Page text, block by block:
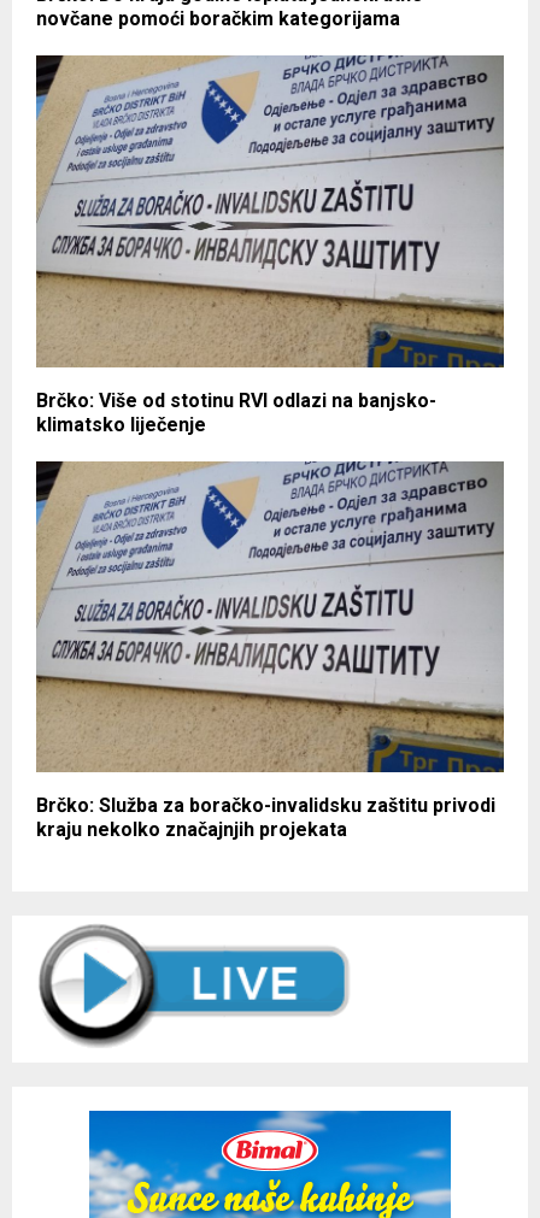
novčane pomoći boračkim kategorijama
Brčko: Više od stotinu RVI odlazi na banjsko-
klimatsko liječenje
Brčko: Služba za boračko-invalidsku zaštitu privodi
kraju nekolko značajnjih projekata